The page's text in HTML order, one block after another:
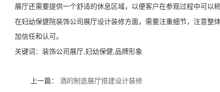
展厅还需要提供一个舒适的休息区域，以便客户在参观过程中可
在妇幼保健院装饰公司展厅设计装修方面，需要注重细节，注意
加信任和认可。
关键词： 装饰公司展厅,妇幼保健,品牌形象
上一篇： 酒的制造展厅搭建设计装修